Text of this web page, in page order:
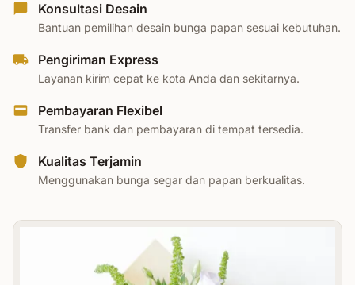
Konsultasi Desain
Bantuan pemilihan desain bunga papan sesuai kebutuhan.
Pengiriman Express
Layanan kirim cepat ke kota Anda dan sekitarnya.
Pembayaran Flexibel
Transfer bank dan pembayaran di tempat tersedia.
Kualitas Terjamin
Menggunakan bunga segar dan papan berkualitas.